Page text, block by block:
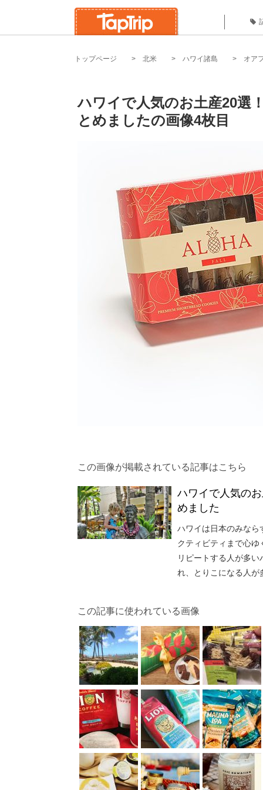
トップページ 北米 ハワイ諸島 オア
ハワイで人気のお土産20選
とめましたの画像4枚目
この画像が掲載されている記事はこちら
ハワイで人気の
めました
ハワイは日本のみなら
クティビティまで心
リピートする人が多
れ、とりこになる人が
この記事に使われている画像